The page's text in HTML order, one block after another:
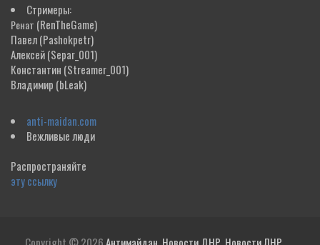
Стримеры:
Ренат (RenTheGame)
Павел(Pashokpetr)
Алексей(Separ_001)
Константин (Streamer_001)
Владимир (bLeak)
anti-maidan.com
Вежливые люди
Распространяйте
эту ссылку